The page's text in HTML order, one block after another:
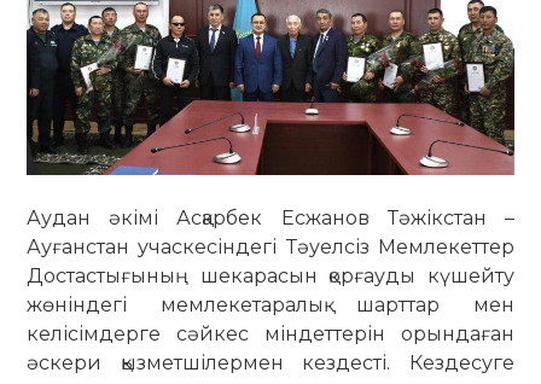
Аудан әкімі Асқарбек Есжанов Тәжікстан –
Ауғанстан учаскесіндегі Тәуелсіз Мемлекеттер
Достастығының шекарасын қорғауды күшейту
жөніндегі мемлекетаралық шарттар мен
келісімдерге сәйкес міндеттерін орындаған
әскери қызметшілермен кездесті. Кездесуге